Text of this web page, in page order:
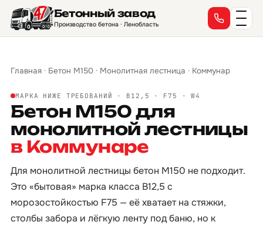
Бетонный завод
Производство бетона · Ленобласть
Главная · Бетон М150 · Монолитная лестница · Коммунар
МАРКА НИЖЕ ТРЕБОВАНИЙ · B12,5 · F75 · W4
Бетон М150 для
монолитной лестницы
в Коммунаре
Для монолитной лестницы бетон М150 не подходит.
Это «бытовая» марка класса B12,5 с
морозостойкостью F75 — её хватает на стяжки,
столбы забора и лёгкую ленту под баню, но к